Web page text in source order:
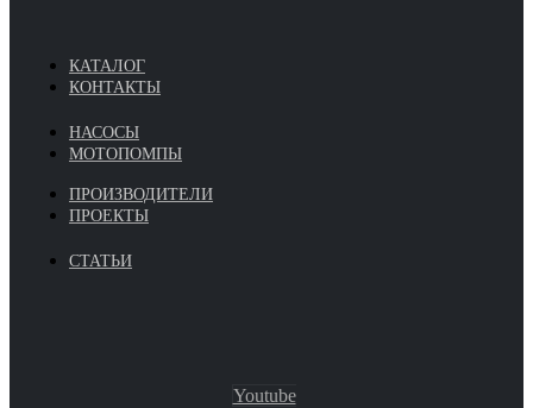
КАТАЛОГ
КОНТАКТЫ
НАСОСЫ
МОТОПОМПЫ
ПРОИЗВОДИТЕЛИ
ПРОЕКТЫ
СТАТЬИ
Youtube